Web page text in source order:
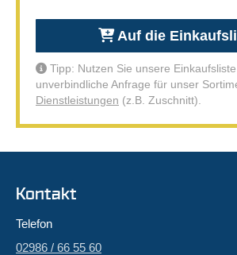
Auf die
Tipp: Nutzen Sie unsere
unverbindliche Anfrage für unser
Dienstleistungen (z.B. Zuschnitt).
Kontakt
Telefon
02986 / 66 55 60